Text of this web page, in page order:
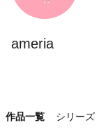
ameria
作品一覧 シリーズ